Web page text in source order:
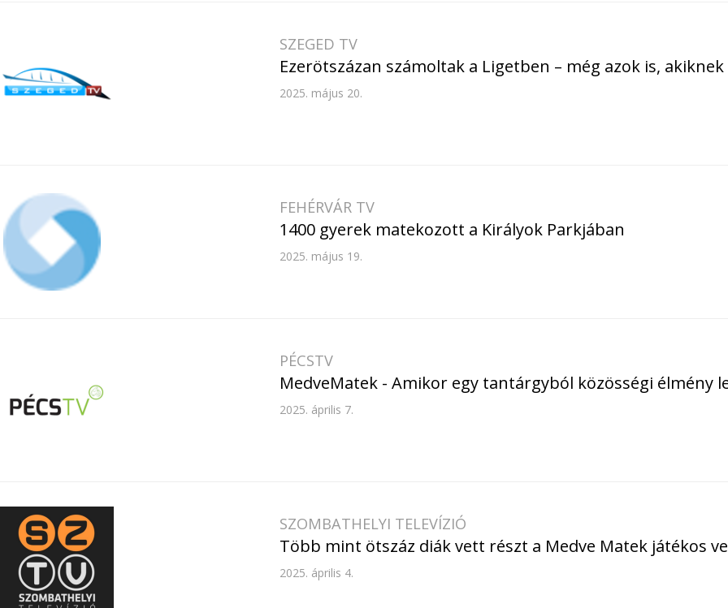
SZEGED TV
Ezerötszázan számoltak a Ligetben – még azok is,
2025. május 20.
FEHÉRVÁR TV
1400 gyerek matekozott a Királyok Parkjában
2025. május 19.
PÉCSTV
MedveMatek - Amikor egy tantárgyból közösségi élmény
2025. április 7.
SZOMBATHELYI TELEVÍZIÓ
Több mint ötszáz diák vett részt a Medve Matek játékos
2025. április 4.